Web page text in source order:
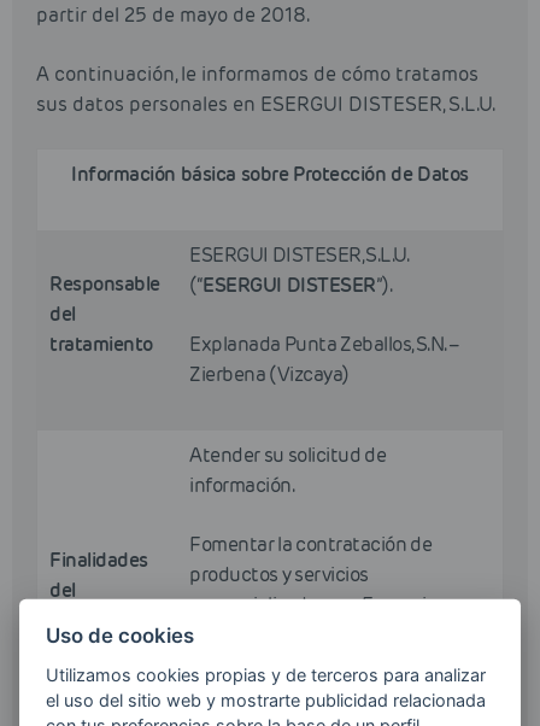
partir del 25 de mayo de 2018.
A continuación, le informamos de cómo tratamos
sus datos personales en ESERGUI DISTESER, S.L.U.
Información básica sobre Protección de Datos
Responsable
del
tratamiento
ESERGUI DISTESER, S.L.U.
(“ESERGUI DISTESER”).
Explanada Punta Zeballos, S.N. –
Zierbena (Vizcaya)
Finalidades
del
Atender su solicitud de
información.
Fomentar la contratación de
productos y servicios
comercializados por Esergui
Disteser mediante el envío de
comunicaciones comerciales por
cualquier medio, incluido el
Uso de cookies
Utilizamos cookies propias y de terceros para analizar
el uso del sitio web y mostrarte publicidad relacionada